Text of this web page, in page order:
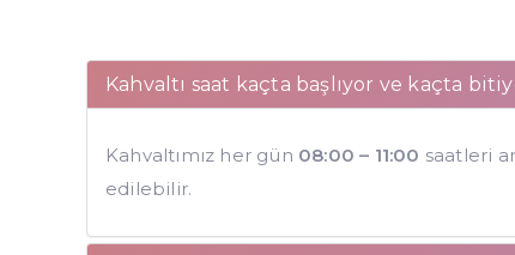
Kahvaltı saat kaçta başlıyor ve kaçta
Kahvaltımız her gün 08:00 – 11:00 saatleri
edilebilir.